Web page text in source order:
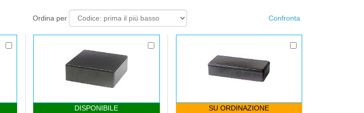
Ordina per
DISPONIBILE SU ORDINAZIONE